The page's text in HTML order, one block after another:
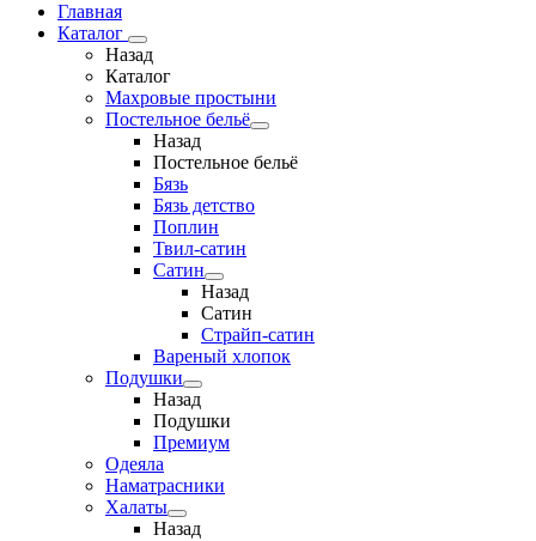
Главная
Каталог
Назад
Каталог
Махровые простыни
Постельное бельё
Назад
Постельное бельё
Бязь
Бязь детство
Поплин
Твил-сатин
Сатин
Назад
Сатин
Страйп-сатин
Вареный хлопок
Подушки
Назад
Подушки
Премиум
Одеяла
Наматрасники
Халаты
Назад